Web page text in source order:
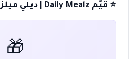
⭐ قيّم Daily Mealz | ديلي ميلز
🎁